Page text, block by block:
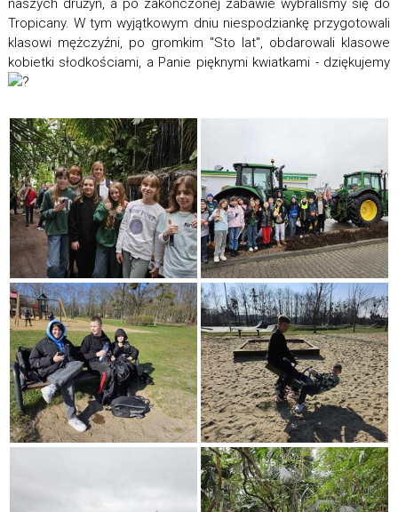
naszych drużyn, a po zakończonej zabawie wybraliśmy się do
Tropicany. W tym wyjątkowym dniu niespodziankę przygotowali
klasowi mężczyźni, po gromkim "Sto lat", obdarowali klasowe
kobietki słodkościami, a Panie pięknymi kwiatkami - dziękujemy